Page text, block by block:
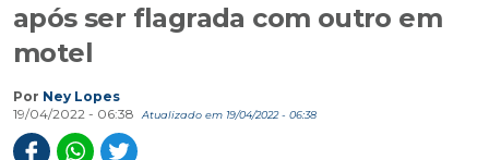
após ser flagrada com outro em
motel
Por Ney Lopes
19/04/2022 - 06:38
Atualizado em 19/04/2022 - 06:38